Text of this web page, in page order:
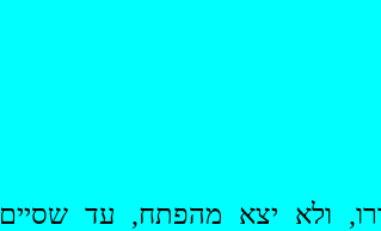
ולא יצא מהפתח, עד שסיים